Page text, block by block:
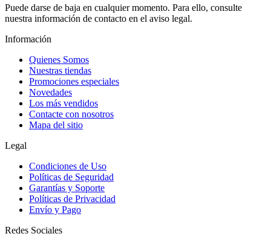
Puede darse de baja en cualquier momento. Para ello, consulte
nuestra información de contacto en el aviso legal.
Información
Quienes Somos
Nuestras tiendas
Promociones especiales
Novedades
Los más vendidos
Contacte con nosotros
Mapa del sitio
Legal
Condiciones de Uso
Políticas de Seguridad
Garantías y Soporte
Políticas de Privacidad
Envío y Pago
Redes Sociales